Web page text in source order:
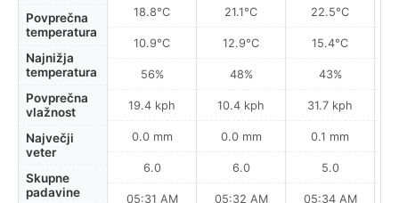
Povprečna
temperatura
Najnižja
temperatura
Povprečna
vlažnost
Največji
veter
Skupne
padavine
18.8°C
10.9°C
56%
19.4 kph
0.0 mm
6.0
05:31 AM
21.1°C
12.9°C
48%
10.4 kph
0.0 mm
6.0
05:32 AM
22.5°C
15.4°C
43%
31.7 kph
0.1 mm
5.0
05:34 AM